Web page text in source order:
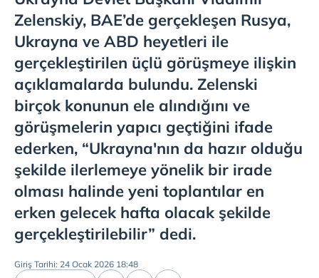
Zelenskiy, BAE’de gerçekleşen Rusya,
Ukrayna ve ABD heyetleri ile
gerçekleştirilen üçlü görüşmeye ilişkin
açıklamalarda bulundu. Zelenski
birçok konunun ele alındığını ve
görüşmelerin yapıcı geçtiğini ifade
ederken, “Ukrayna'nın da hazır olduğu
şekilde ilerlemeye yönelik bir irade
olması halinde yeni toplantılar en
erken gelecek hafta olacak şekilde
gerçekleştirilebilir” dedi.
Giriş Tarihi: 24 Ocak 2026 18:48